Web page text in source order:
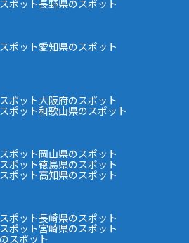
ポット長野県のスポット
ポット愛知県のスポット
ポット大阪府のスポット
ポット和歌山県のスポット
ポット岡山県のスポット
ポット徳島県のスポット
ポット高知県のスポット
ポット長崎県のスポット
ポット宮崎県のスポット
スポット